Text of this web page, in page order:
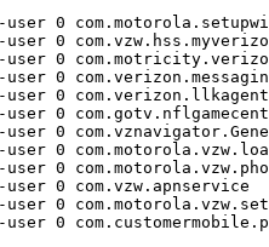
0
0
0
0
0 com.verizon.llkagent
0
0
0
0
0 com.vzw.apnservice
0
0